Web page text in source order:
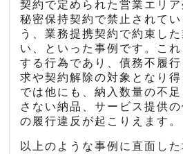
契約で定められた営業エリア
秘密保持契約で禁止されて
う、業務提携契約で約束し
い、といった事例です。こ
する行為であり、債務不履
求や契約解除の対象となり得
では他にも、納入数量の不
さない納品、サービス提供
の履行違反が起こりえます。
以上のような事例に直面し